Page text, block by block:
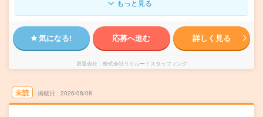
もっと見る
気になる! 応募へ進む 詳しく見る
派遣会社 株式会社リクルートスタッフィング
未読 掲載日 2026/08/08